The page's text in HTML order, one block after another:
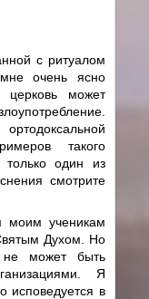
с ритуалом
очень ясно
церковь может
такого
только один из
смотрите
моим ученикам
Духом. Но
может быть
Я
исповедуется в